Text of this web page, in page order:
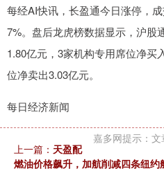
每经AI快讯，长盈通今日涨停，
7%。盘后龙虎榜数据显示，沪股
1.80亿元，3家机构专用席位净买
位净卖出3.03亿元。
每日经济新闻
嘉多网提示：文
上一篇： 天盈配
燃油价格飙升，加航削减四条纽约